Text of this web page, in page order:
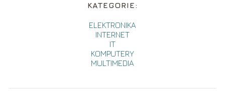
KATEGORIE:
ELEKTRONIKA
INTERNET
IT
KOMPUTERY
MULTIMEDIA